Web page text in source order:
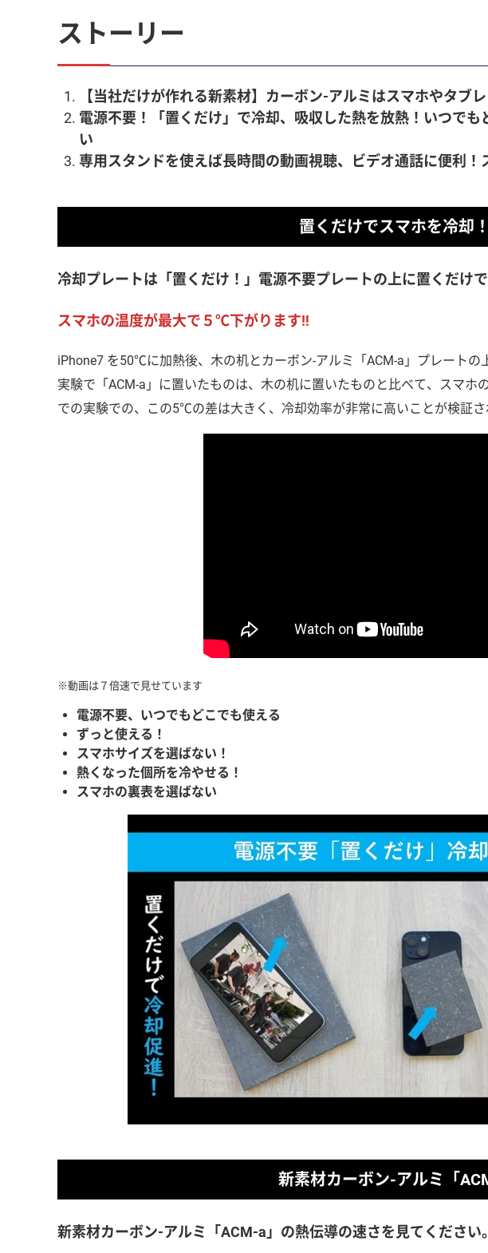
ストーリー
【当社だけが作れる新素材】カーボン-アルミはスマホやタブ
電源不要！「置くだけ」で冷却、吸収した熱を放熱！いつで
い
専用スタンドを使えば長時間の動画視聴、ビデオ通話に便利！
置くだけでスマホを冷却！
冷却プレートは「置くだけ！」電源不要プレートの上に置くだけで
スマホの温度が最大で５℃下がります‼
iPhone7 を50℃に加熱後、木の机とカーボン-アルミ「ACM-a」プレート
実験で「ACM-a」に置いたものは、木の机に置いたものと比べて、スマ
での実験での、この5℃の差は大きく、冷却効率が非常に高いことが検証さ
※動画は７倍速で見せています
電源不要、いつでもどこでも使える
ずっと使える！
スマホサイズを選ばない！
熱くなった個所を冷やせる！
スマホの裏表を選ばない
新素材カーボン-アルミ「
新素材カーボン-アルミ「ACM-a」の熱伝導の速さを見てください。